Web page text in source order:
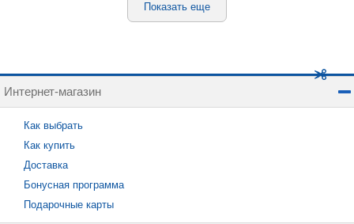
Показать еще
Интернет-магазин
Как выбрать
Как купить
Доставка
Бонусная программа
Подарочные карты